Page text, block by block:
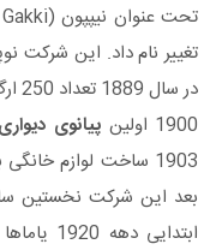
تغییر نام داد. این شرکت
1900 اولین
پیانوی
1903 ساخت لوازم
بعد این شرکت نخستین